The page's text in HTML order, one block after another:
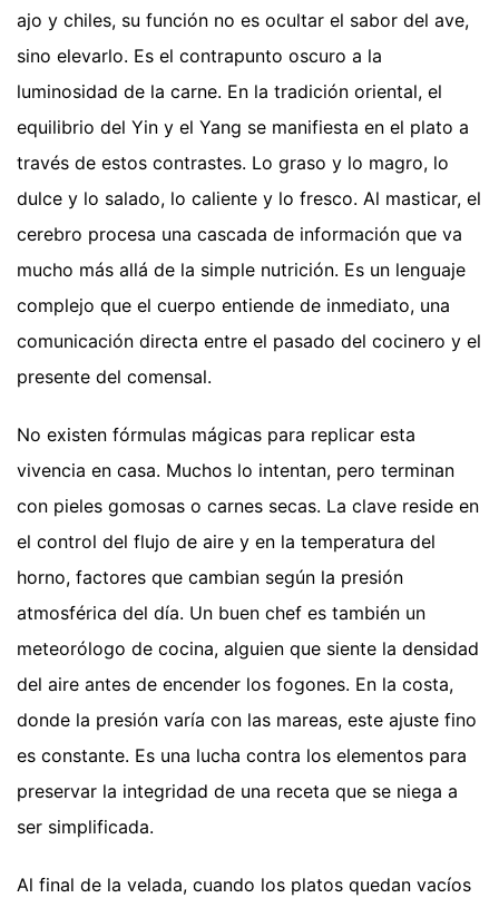
ajo y chiles, su función no es ocultar el sabor del ave,
sino elevarlo. Es el contrapunto oscuro a la
luminosidad de la carne. En la tradición oriental, el
equilibrio del Yin y el Yang se manifiesta en el plato a
través de estos contrastes. Lo graso y lo magro, lo
dulce y lo salado, lo caliente y lo fresco. Al masticar, el
cerebro procesa una cascada de información que va
mucho más allá de la simple nutrición. Es un lenguaje
complejo que el cuerpo entiende de inmediato, una
comunicación directa entre el pasado del cocinero y el
presente del comensal.
No existen fórmulas mágicas para replicar esta
vivencia en casa. Muchos lo intentan, pero terminan
con pieles gomosas o carnes secas. La clave reside en
el control del flujo de aire y en la temperatura del
horno, factores que cambian según la presión
atmosférica del día. Un buen chef es también un
meteorólogo de cocina, alguien que siente la densidad
del aire antes de encender los fogones. En la costa,
donde la presión varía con las mareas, este ajuste fino
es constante. Es una lucha contra los elementos para
preservar la integridad de una receta que se niega a
ser simplificada.
Al final de la velada, cuando los platos quedan vacíos